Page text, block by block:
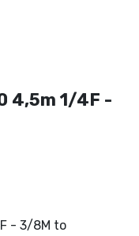
4,5m 1/4F -
- 3/8M to